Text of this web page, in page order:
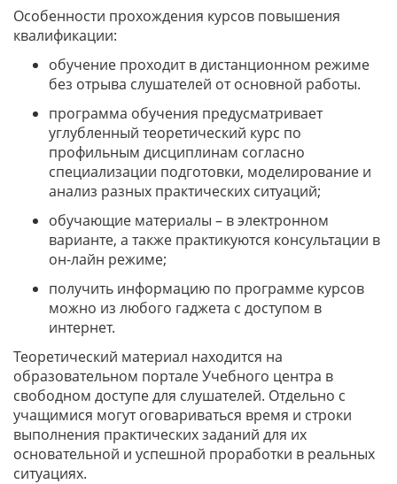
Особенности прохождения курсов повышения
квалификации:
обучение проходит в дистанционном режиме
без отрыва слушателей от основной работы.
программа обучения предусматривает
углубленный теоретический курс по
профильным дисциплинам согласно
специализации подготовки, моделирование и
анализ разных практических ситуаций;
обучающие материалы – в электронном
варианте, а также практикуются консультации в
он-лайн режиме;
получить информацию по программе курсов
можно из любого гаджета с доступом в
интернет.
Теоретический материал находится на
образовательном портале Учебного центра в
свободном доступе для слушателей. Отдельно с
учащимися могут оговариваться время и строки
выполнения практических заданий для их
основательной и успешной проработки в реальных
ситуациях.